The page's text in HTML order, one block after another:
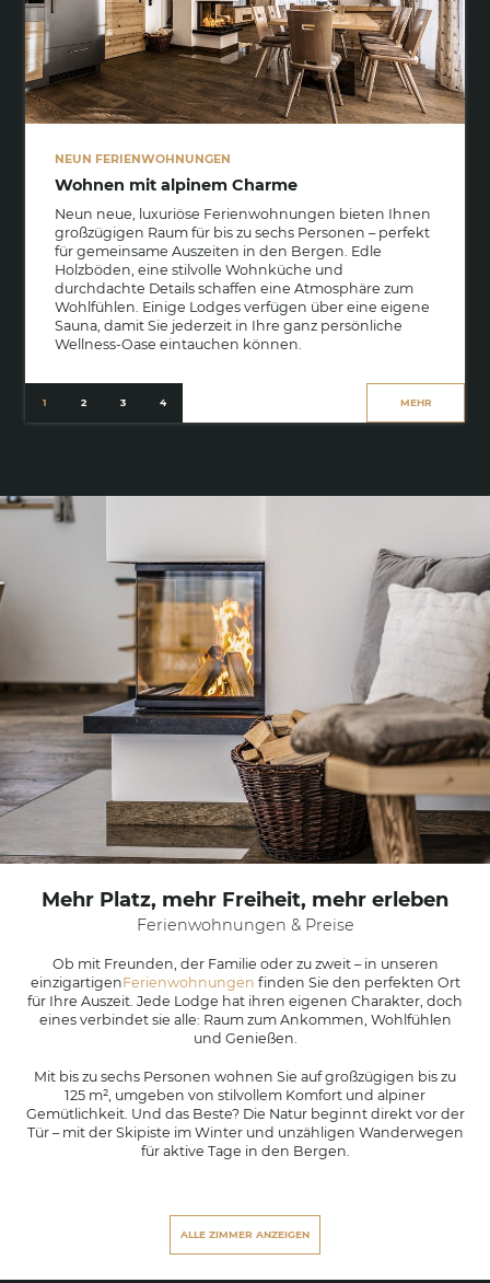
NEUN FERIENWOHNUNGEN
Wohnen mit alpinem Charme
Neun neue, luxuriöse Ferienwohnungen bieten Ihnen
großzügigen Raum für bis zu sechs Personen – perfekt
für gemeinsame Auszeiten in den Bergen. Edle
Holzböden, eine stilvolle Wohnküche und
durchdachte Details schaffen eine Atmosphäre zum
Wohlfühlen. Einige Lodges verfügen über eine eigene
Sauna, damit Sie jederzeit in Ihre ganz persönliche
Wellness-Oase eintauchen können.
MEHR
Mehr Platz, mehr Freiheit, mehr erleben
Ferienwohnungen & Preise
Ob mit Freunden, der Familie oder zu zweit – in unseren
einzigartigenFerienwohnungen finden Sie den perfekten Ort
für Ihre Auszeit. Jede Lodge hat ihren eigenen Charakter, doch
eines verbindet sie alle: Raum zum Ankommen, Wohlfühlen
und Genießen.
Mit bis zu sechs Personen wohnen Sie auf großzügigen bis zu
125 m², umgeben von stilvollem Komfort und alpiner
Gemütlichkeit. Und das Beste? Die Natur beginnt direkt vor der
Tür – mit der Skipiste im Winter und unzähligen Wanderwegen
für aktive Tage in den Bergen.
ALLE ZIMMER ANZEIGEN